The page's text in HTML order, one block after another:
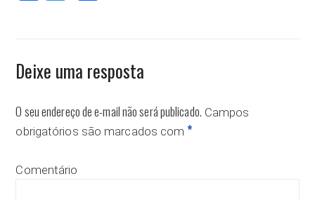
Deixe uma resposta
O seu endereço de e-mail não será publicado. Campos
obrigatórios são marcados com *
Comentário